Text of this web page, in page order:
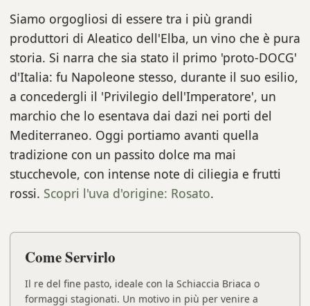
Siamo orgogliosi di essere tra i più grandi
produttori di Aleatico dell'Elba, un vino che è pura
storia. Si narra che sia stato il primo 'proto-DOCG'
d'Italia: fu Napoleone stesso, durante il suo esilio,
a concedergli il 'Privilegio dell'Imperatore', un
marchio che lo esentava dai dazi nei porti del
Mediterraneo. Oggi portiamo avanti quella
tradizione con un passito dolce ma mai
stucchevole, con intense note di ciliegia e frutti
rossi. Scopri l'uva d'origine: Rosato.
Come Servirlo
Il re del fine pasto, ideale con la Schiaccia Briaca o
formaggi stagionati. Un motivo in più per venire a